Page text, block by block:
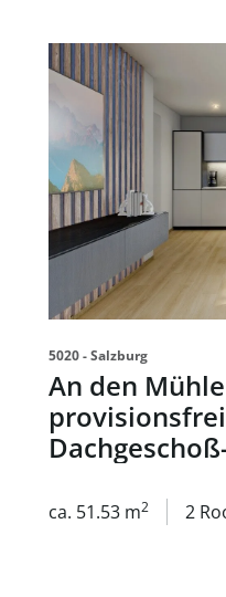
link to page An den
5020 - Salzburg
An den
Salzburg -
ca. 51.53 m2 2